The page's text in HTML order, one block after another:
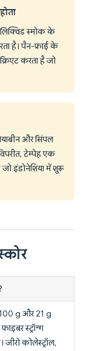
लिक्विड स्मोक के
है। पैन-फ्राई के
करता है जो
और सिंपल
टेम्पेह एक
जो इंडोनेशिया में शुरू
g और 21 g
स्ट्रॉन्ग
जीरो कोलेस्ट्रॉल,